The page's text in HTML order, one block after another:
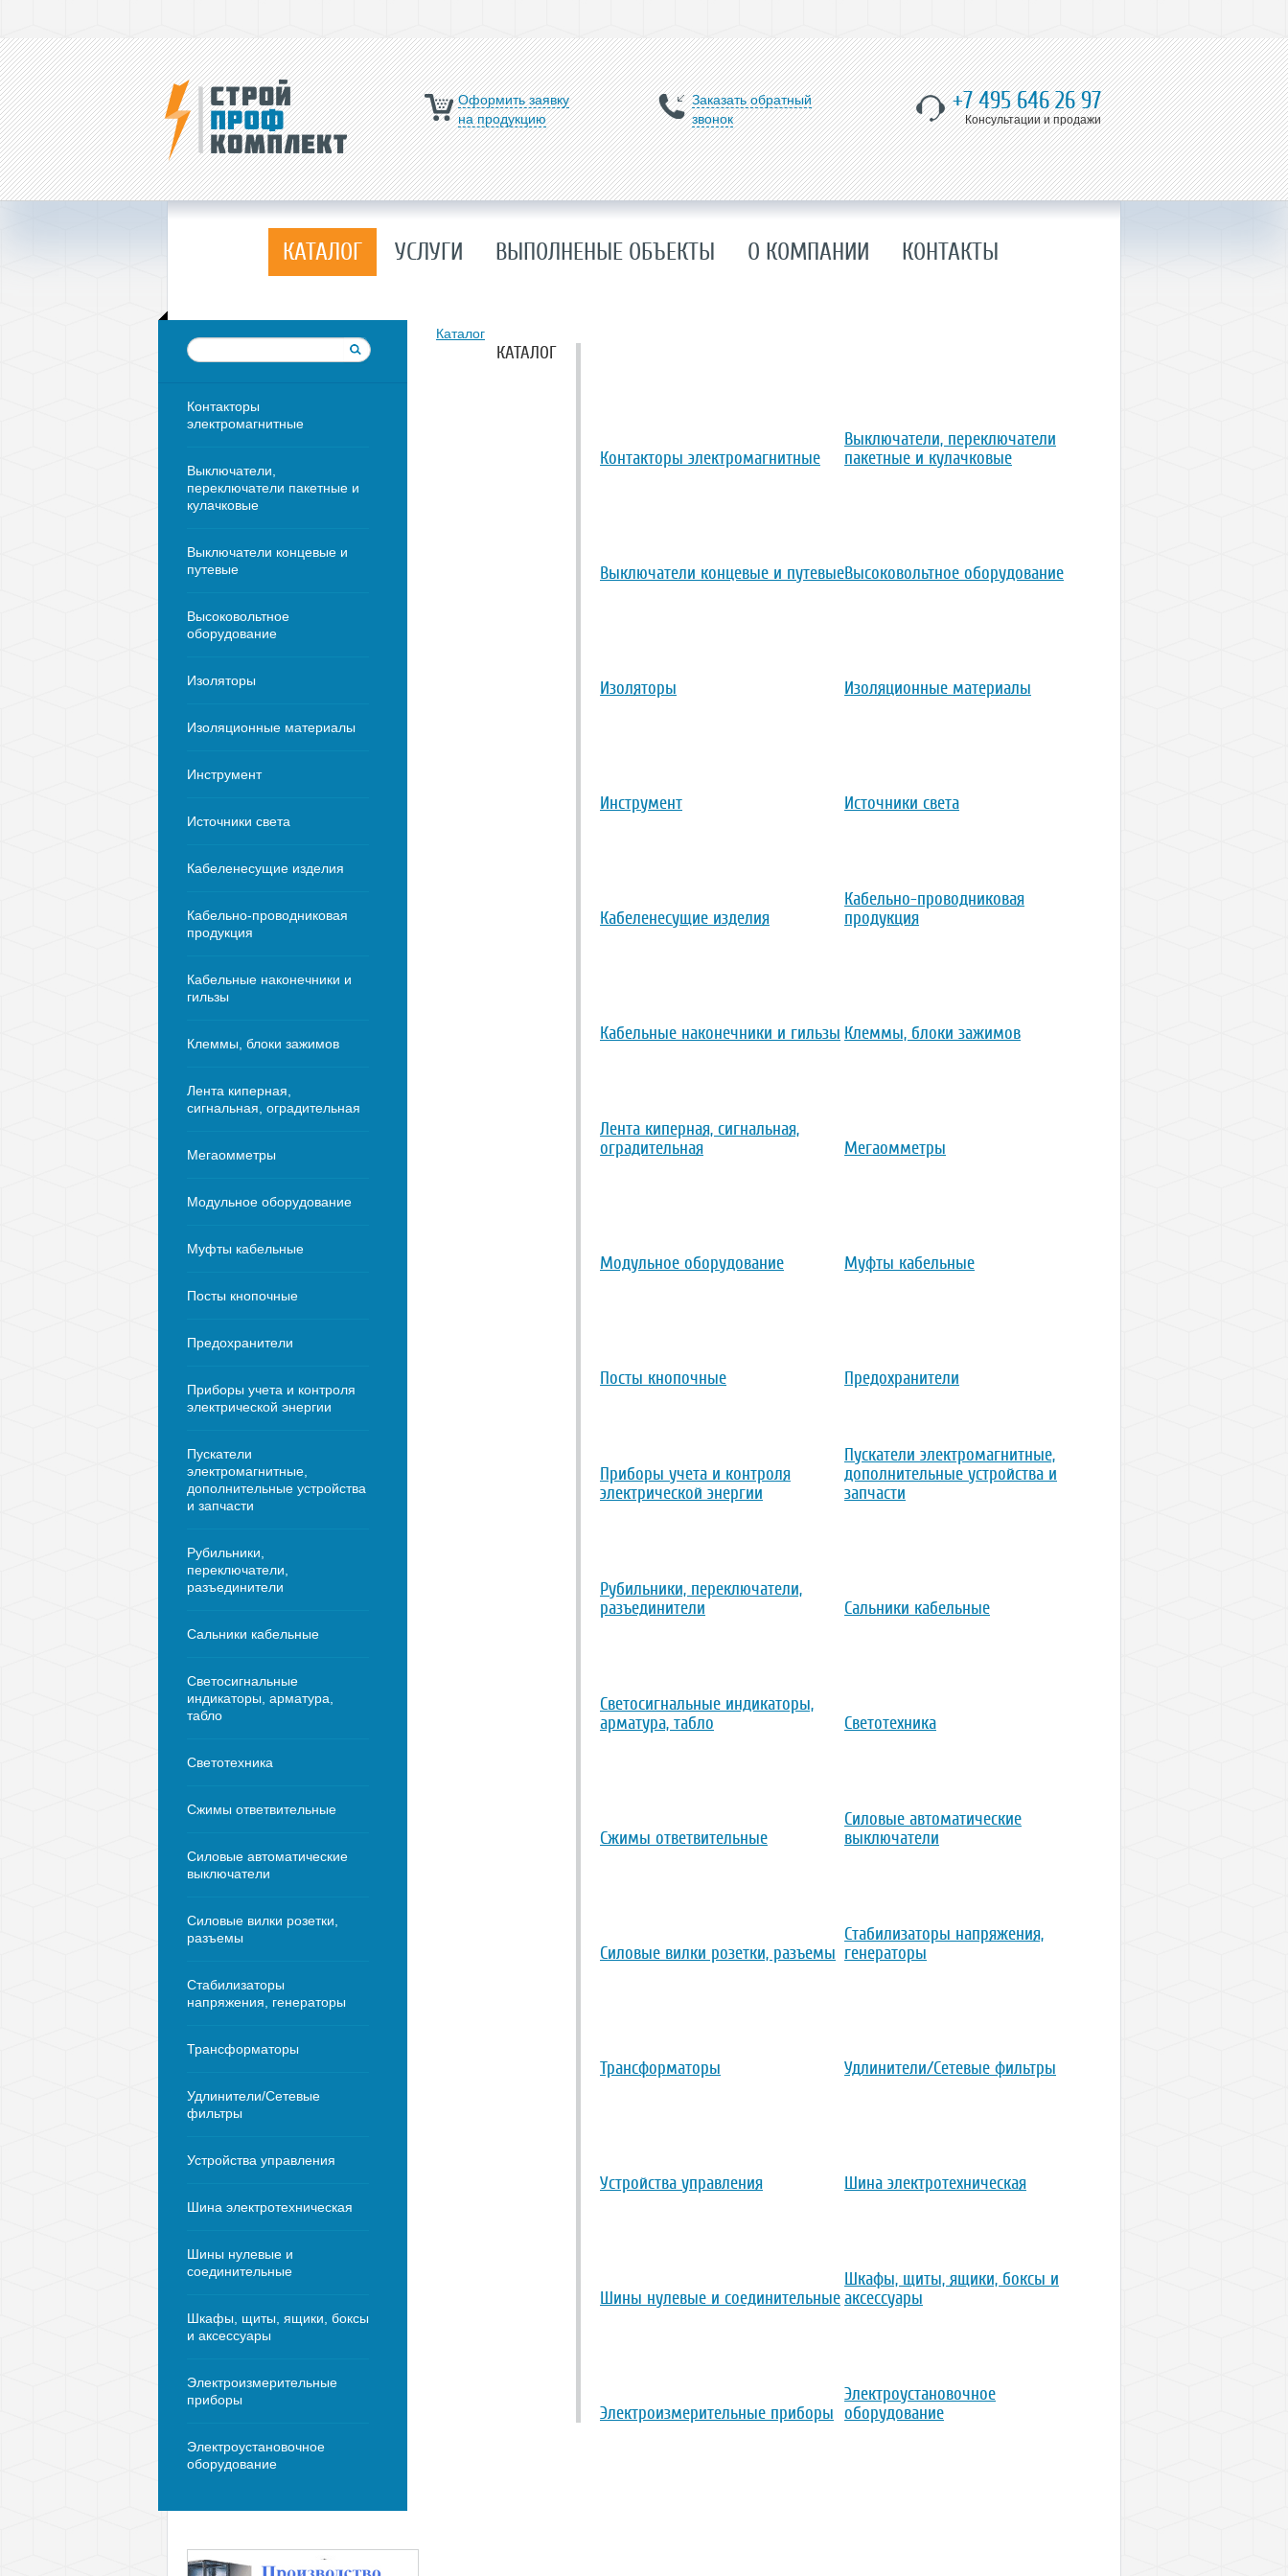
Оформить заявку
на продукцию
Заказать обратный
звонок
+7 495 646 26 97
Консультации и продажи
КАТАЛОГ УСЛУГИ ВЫПОЛНЕНЫЕ ОБЪЕКТЫ О КОМПАНИИ КОНТАКТЫ
Контакторы
электромагнитные
Выключатели,
переключатели пакетные и
кулачковые
Выключатели концевые и
путевые
Высоковольтное
оборудование
Изоляторы
Изоляционные материалы
Инструмент
Источники света
Кабеленесущие изделия
Кабельно-проводниковая
продукция
Кабельные наконечники и
гильзы
Клеммы, блоки зажимов
Лента киперная,
сигнальная, оградительная
Мегаомметры
Модульное оборудование
Муфты кабельные
Посты кнопочные
Предохранители
Приборы учета и контроля
электрической энергии
Пускатели
электромагнитные,
дополнительные устройства
и запчасти
Рубильники,
переключатели,
разъединители
Сальники кабельные
Светосигнальные
индикаторы, арматура,
табло
Светотехника
Сжимы ответвительные
Силовые автоматические
выключатели
Силовые вилки розетки,
разъемы
Стабилизаторы
напряжения, генераторы
Трансформаторы
Удлинители/Сетевые
фильтры
Устройства управления
Шина электротехническая
Шины нулевые и
соединительные
Шкафы, щиты, ящики, боксы
и аксессуары
Электроизмерительные
приборы
Электроустановочное
оборудование
Каталог
КАТАЛОГ
Контакторы электромагнитные
Выключатели, переключатели
пакетные и кулачковые
Выключатели концевые и путевыеВысоковольтное оборудование
Изоляторы Изоляционные материалы
Инструмент Источники света
Кабеленесущие изделия
Кабельно-проводниковая
продукция
Кабельные наконечники и гильзы Клеммы, блоки зажимов
Лента киперная, сигнальная,
оградительная
Мегаомметры
Модульное оборудование Муфты кабельные
Посты кнопочные Предохранители
Приборы учета и контроля
электрической энергии
Пускатели электромагнитные,
дополнительные устройства и
запчасти
Рубильники, переключатели,
разъединители
Сальники кабельные
Светосигнальные индикаторы,
арматура, табло
Светотехника
Сжимы ответвительные
Силовые автоматические
выключатели
Силовые вилки розетки, разъемы
Стабилизаторы напряжения,
генераторы
Трансформаторы Удлинители/Сетевые фильтры
Устройства управления Шина электротехническая
Шины нулевые и соединительные
Шкафы, щиты, ящики, боксы и
аксессуары
Электроизмерительные приборы
Электроустановочное
оборудование